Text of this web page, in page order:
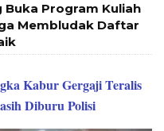
Program Kuliah
Membludak Daftar
Kabur Gergaji Teralis
Diburu Polisi